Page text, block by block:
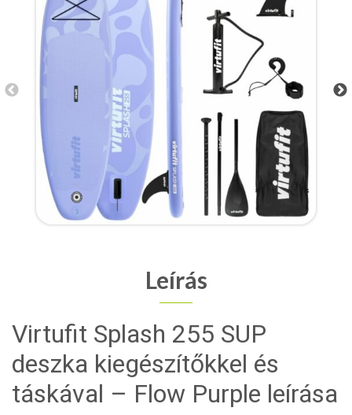
Leírás
Virtufit Splash 255 SUP
deszka kiegészítőkkel és
táskával – Flow Purple leírása